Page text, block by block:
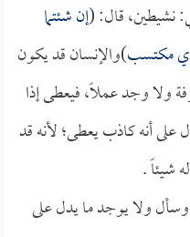
نشيطين، قال: (إن شئتما
مكتسب)والإنسان قد يكون
ولا وجد عملاً، فيعطى إذا
على أنه كاذب يعطى؛ لأنه قد
شيئاً .
ولا يوجد ما يدل على